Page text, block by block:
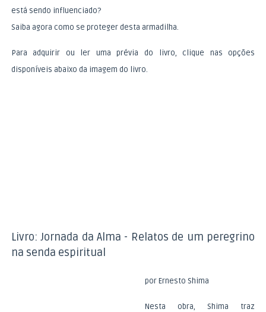
está sendo influenciado?
Saiba agora como se proteger desta armadilha.
Para adquirir ou ler uma prévia do livro, clique nas opções
disponíveis abaixo da imagem do livro.
Livro: Jornada da Alma - Relatos de um peregrino
na senda espiritual
por Ernesto Shima
Nesta obra, Shima traz